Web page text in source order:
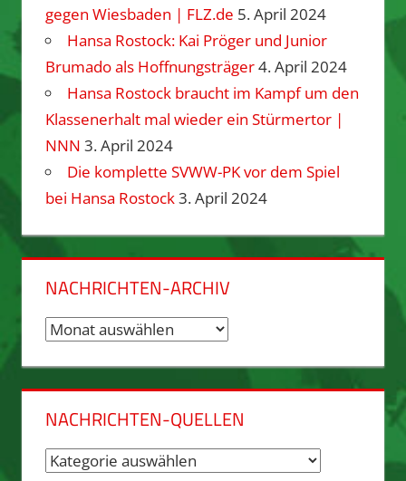
gegen Wiesbaden | FLZ.de 5. April 2024
Hansa Rostock: Kai Pröger und Junior
Brumado als Hoffnungsträger4. April 2024
Hansa Rostock braucht im Kampf um den
Klassenerhalt mal wieder ein Stürmertor |
NNN 3. April 2024
Die komplette SVWW-PK vor dem Spiel
bei Hansa Rostock3. April 2024
NACHRICHTEN-ARCHIV
Nachrichten-
NACHRICHTEN-QUELLEN
Nachrichten-